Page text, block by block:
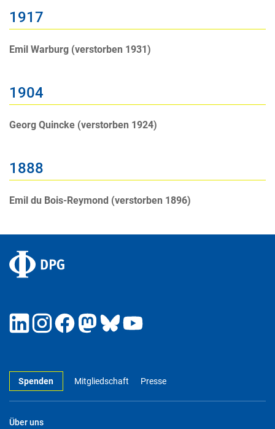
1917
Emil Warburg (verstorben 1931)
1904
Georg Quincke (verstorben 1924)
1888
Emil du Bois-Reymond (verstorben 1896)
Spenden Mitgliedschaft Presse
Über uns